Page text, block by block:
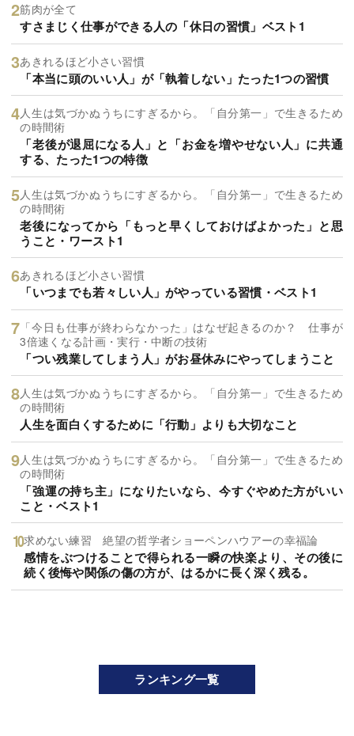
筋肉が全て
すさまじく仕事ができる人の「休日の習慣」ベスト1
あきれるほど小さい習慣
「本当に頭のいい人」が「執着しない」たった1つの習慣
人生は気づかぬうちにすぎるから。「自分第一」で生きるため
の時間術
「老後が退屈になる人」と「お金を増やせない人」に共通
する、たった1つの特徴
人生は気づかぬうちにすぎるから。「自分第一」で生きるため
の時間術
老後になってから「もっと早くしておけばよかった」と思
うこと・ワースト1
あきれるほど小さい習慣
「いつまでも若々しい人」がやっている習慣・ベスト1
「今日も仕事が終わらなかった」はなぜ起きるのか？ 仕事が
3倍速くなる計画・実行・中断の技術
「つい残業してしまう人」がお昼休みにやってしまうこと
人生は気づかぬうちにすぎるから。「自分第一」で生きるため
の時間術
人生を面白くするために「行動」よりも大切なこと
人生は気づかぬうちにすぎるから。「自分第一」で生きるため
の時間術
「強運の持ち主」になりたいなら、今すぐやめた方がいい
こと・ベスト1
求めない練習 絶望の哲学者ショーペンハウアーの幸福論
感情をぶつけることで得られる一瞬の快楽より、その後に
続く後悔や関係の傷の方が、はるかに長く深く残る。
ランキング一覧